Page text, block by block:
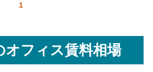
1
オフィス賃料相場